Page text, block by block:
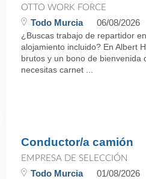
OTTO WORK FORCE
Todo Murcia 06/08/2026
¿Buscas trabajo de repartidor
alojamiento incluido? En Albert
brutos y un bono de bienvenida
necesitas carnet ...
Conductor/a camión
EMPRESA DE SELECCIÓN
Todo Murcia 01/08/2026